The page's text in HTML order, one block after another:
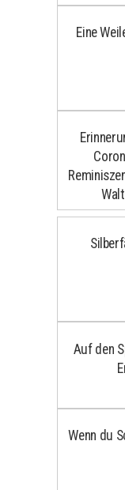
Eine
Auf den
Wenn du